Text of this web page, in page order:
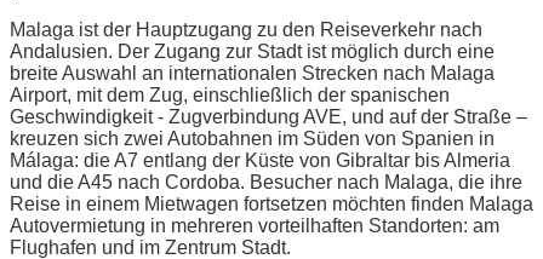
Malaga ist der Hauptzugang zu den Reiseverkehr nach
Andalusien. Der Zugang zur Stadt ist möglich durch eine
breite Auswahl an internationalen Strecken nach Malaga
Airport, mit dem Zug, einschließlich der spanischen
Geschwindigkeit - Zugverbindung AVE, und auf der Straße –
kreuzen sich zwei Autobahnen im Süden von Spanien in
Málaga: die A7 entlang der Küste von Gibraltar bis Almeria
und die A45 nach Cordoba. Besucher nach Malaga, die ihre
Reise in einem Mietwagen fortsetzen möchten finden Malaga
Autovermietung in mehreren vorteilhaften Standorten: am
Flughafen und im Zentrum Stadt.